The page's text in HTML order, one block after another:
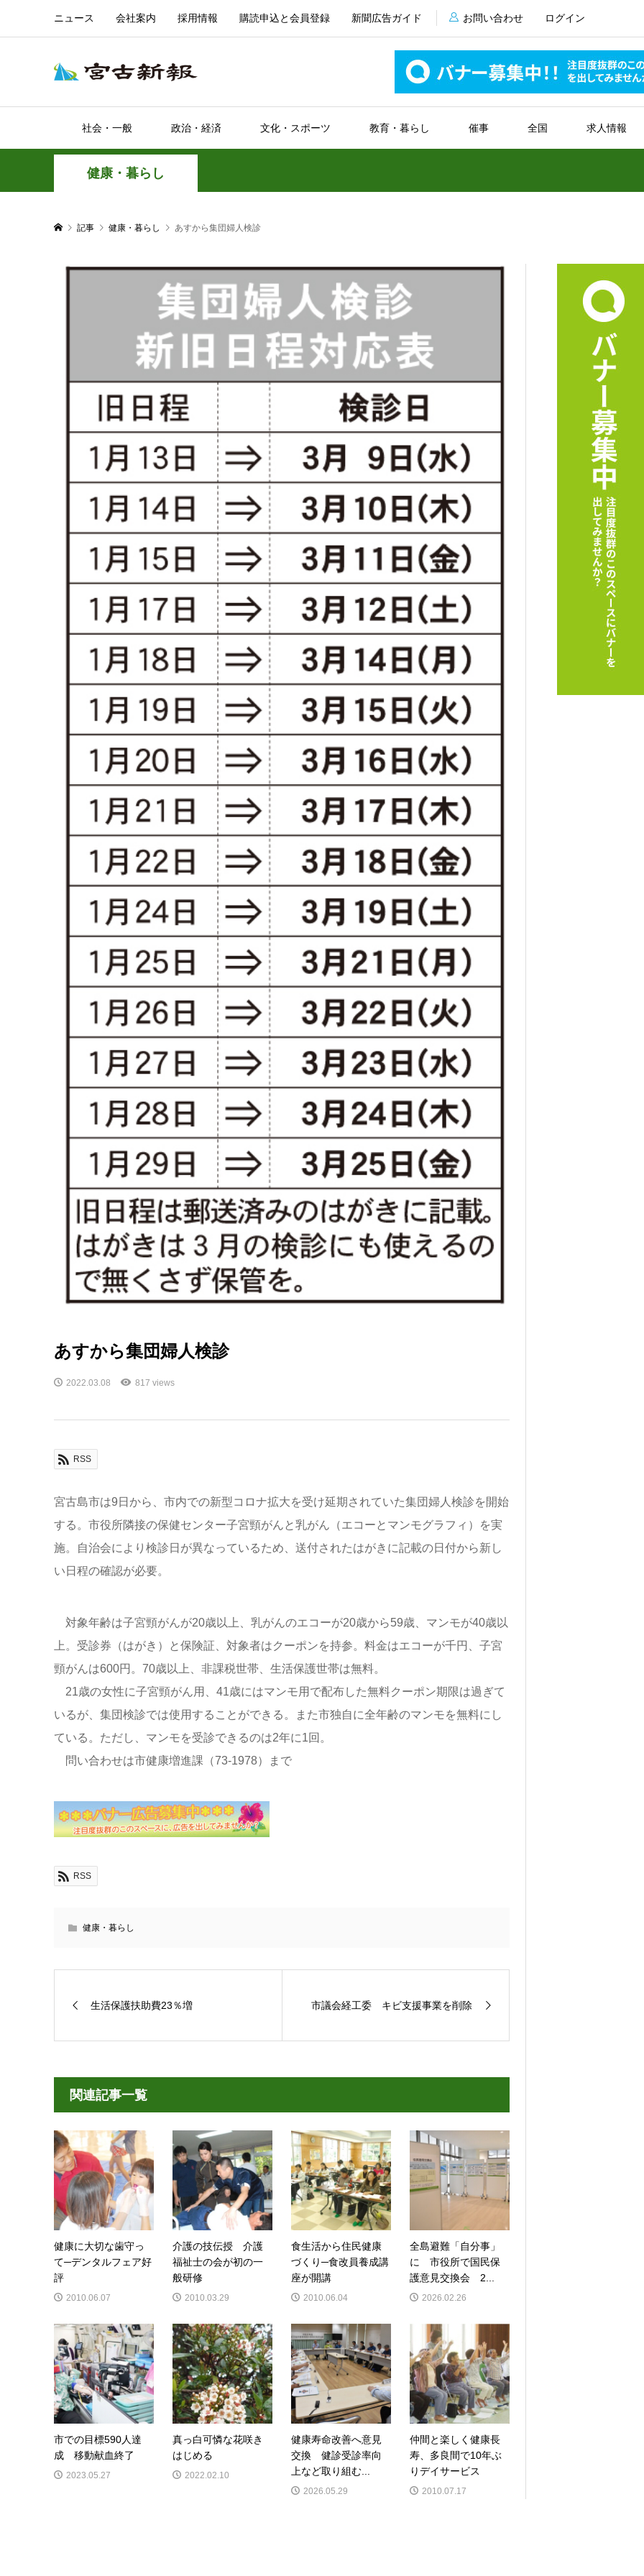
ニュース 会社案内 採用情報 購読申込と会員登録 新聞広告ガイド お問い合わせ ログイン
社会・一般 政治・経済 文化・スポーツ 教育・暮らし 催事 全国 求人情報
健康・暮らし
記事 健康・暮らし あすから集団婦人検診
あすから集団婦人検診
2022.03.08 817 views
RSS
宮古島市は9日から、市内での新型コロナ拡大を受け延期されていた集団婦人検診を開始
する。市役所隣接の保健センター子宮頸がんと乳がん（エコーとマンモグラフィ）を実
施。自治会により検診日が異なっているため、送付されたはがきに記載の日付から新し
い日程の確認が必要。
対象年齢は子宮頸がんが20歳以上、乳がんのエコーが20歳から59歳、マンモが40歳以
上。受診券（はがき）と保険証、対象者はクーポンを持参。料金はエコーが千円、子宮
頸がんは600円。70歳以上、非課税世帯、生活保護世帯は無料。
21歳の女性に子宮頸がん用、41歳にはマンモ用で配布した無料クーポン期限は過ぎて
いるが、集団検診では使用することができる。また市独自に全年齢のマンモを無料にし
ている。ただし、マンモを受診できるのは2年に1回。
問い合わせは市健康増進課（73-1978）まで
RSS
健康・暮らし
生活保護扶助費23％増 市議会経工委 キビ支援事業を削除
関連記事一覧
健康に大切な歯守っ
て─デンタルフェア好
評
2010.06.07
介護の技伝授 介護
福祉士の会が初の一
般研修
2010.03.29
食生活から住民健康
づくり─食改員養成講
座が開講
2010.06.04
全島避難「自分事」
に 市役所で国民保
護意見交換会 2...
2026.02.26
市での目標590人達
成 移動献血終了
2023.05.27
真っ白可憐な花咲き
はじめる
2022.02.10
健康寿命改善へ意見
交換 健診受診率向
上など取り組む...
2026.05.29
仲間と楽しく健康長
寿、多良間で10年ぶ
りデイサービス
2010.07.17